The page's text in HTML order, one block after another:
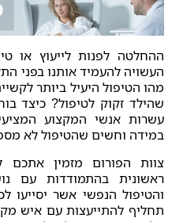
ההחלטה לפנות לייעוץ או
העשויה להעמיד אותנו בפני
מהו הטיפול היעיל ביותר
שהילד זקוק לטיפול? כיצד
עשרות אנשי המקצוע
במידה וחשים שהטיפול לא
צוות הפורום מזמין אתכם
ראשונית בהתמודדות עם
והטיפול הנפשי אשר יסייעו
תחליף להתייעצות עם איש